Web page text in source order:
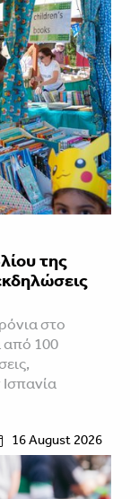
της
στο
από 100
16 August 2026